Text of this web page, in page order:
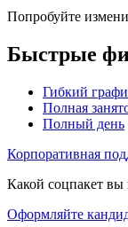
Попробуйте
Быстрые
Гибкий
Полная
Полный день
Корпоративная
Какой соцпакет вы
Оформляйте